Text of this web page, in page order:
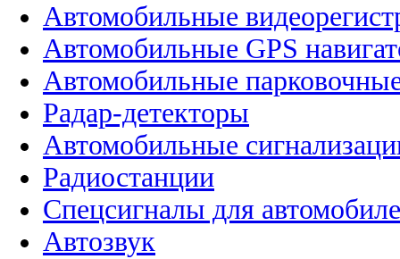
Автомобильные
Автомобильные GPS
Автомобильные
Радар-детекторы
Автомобильные
Радиостанции
Спецсигналы для
Автозвук